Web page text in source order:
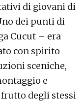
di giovani di
dei punti di
Cucut – era
con spirito
sceniche,
e
degli stessi